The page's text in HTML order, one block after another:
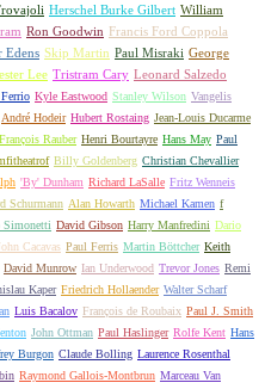
Herschel Burke Gilbert William
Ron Goodwin Francis Ford Coppola
Edens Skip Martin Paul Misraki George
Lee Tristram Cary Leonard Salzedo
Kyle Eastwood Stanley Wilson Vangelis
André Hodeir Hubert Rostaing Jean-Louis Ducarme
François Rauber Henri Bourtayre Hans May Paul
Billy Goldenberg Christian Chevallier
'By' Dunham Richard LaSalle Fritz Wenneis
Schurmann Alan Howarth Michael Kamen f
Simonetti David Gibson Harry Manfredini Dario
Cacavas Paul Ferris Martin Böttcher Keith
David Munrow Ian Underwood Trevor Jones Remi
Kaper Friedrich Hollaender Walter Scharf
Luis Bacalov François de Roubaix Paul J. Smith
John Ottman Paul Haslinger Rolfe Kent Hans
Burgon Claude Bolling Laurence Rosenthal
Raymond Gallois-Montbrun Marceau Van